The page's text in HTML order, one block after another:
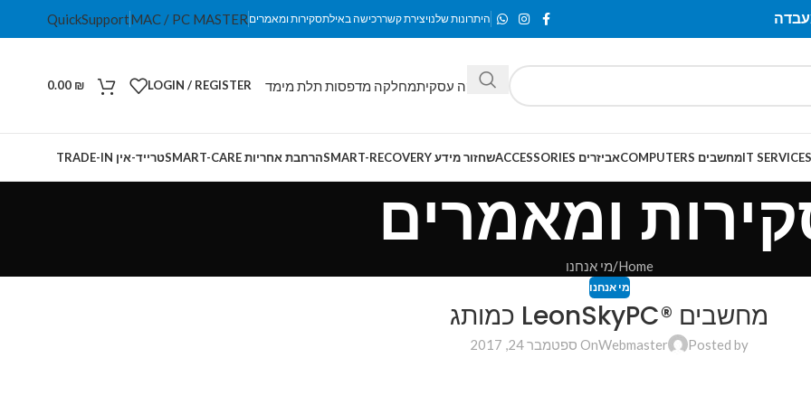
היתרונות שלנויצירת קשררכישה באילתסקירות ומאמרים MAC / PC MASTER
QuickSupport
מחלקה עסקיתמחלקה מדפסות תלת מימד LOGIN / REGISTER
0.00 ₪
מחשבים COMPUTERS אביזרים ACCESSORIES שחזור מידע SMART-RECOVERY הרחבת אחריות SMART-CARE טרייד-אין TRADE-IN
ומאמרים
Home מי אנחנו
מי אנחנו
מחשבים ®LeonSkyPC כמותג
Posted by
WebmasterOn ספטמבר 24, 2017